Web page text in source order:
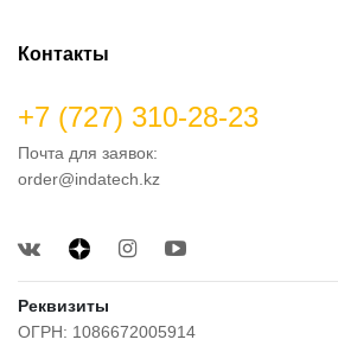
Контакты
+7 (727) 310-28-23
Почта для заявок:
order@indatech.kz
Реквизиты
ОГРН: 1086672005914